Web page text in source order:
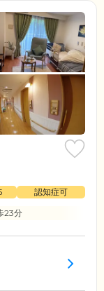
認知症可
23分